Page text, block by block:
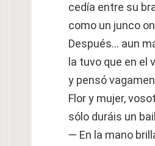
cedía entre su
como un junco
Después… aun
la tuvo que en el
y pensó
Flor y mujer,
sólo duráis un
— En la mano